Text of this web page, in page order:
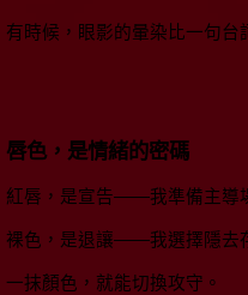
有時候，眼影的暈染比一句台
唇色，是情緒的密碼
紅唇，是宣告——我準備主導
裸色，是退讓——我選擇隱去
一抹顏色，就能切換攻守。